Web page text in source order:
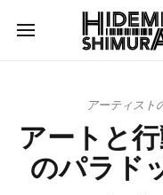
アーティスト
アートと
のパラド